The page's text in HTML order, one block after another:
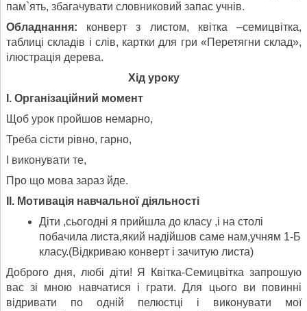
пам`ять, збагачувати словниковий запас учнів.
Обладнання: конверт з листом, квітка –семицвітка,
таблиці складів і слів, картки для гри «Перетягни склад»,
ілюстрація дерева.
Хід уроку
. Організаційний момент
Щоб урок пройшов немарно,
Треба сісти рівно, гарно,
І виконувати те,
Про що мова зараз йде.
. Мотивація навчальної діяльності
Діти ,сьогодні я прийшла до класу ,і на столі
побачила листа,який надійшов саме нам,учням 1-Б
класу.(Відкриваю конверт і зачитую листа)
Доброго дня, любі діти! Я Квітка-Семицвітка запрошую
вас зі мною навчатися і грати. Для цього ви повинні
відривати по одній пелюстці і виконувати мої